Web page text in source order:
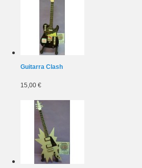
Guitarra Clash
15,00 €